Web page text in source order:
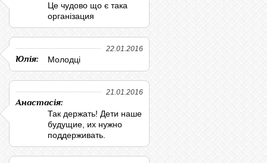
Це чудово що є така
організация
22.01.2016
Юлія: Молодці
21.01.2016
Анастасія:
Так держать! Дети наше
будущие, их нужно
поддерживать.